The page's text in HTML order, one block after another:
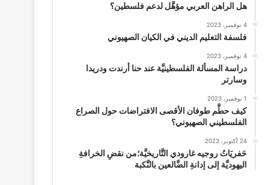
هل الراهن العربي مؤهَّل لدعم فلسطين؟
4 نوفمبر، 2023
فلسفة التعليم الديني في الكيان الصهيوني
4 نوفمبر، 2023
دراسة المسألة الفلسطينيَّة عند حنا أرندت ودريدا
وسارتر
1 نوفمبر، 2023
كيف حطَّم طوفان الأقصى الافتراضات حول الصراع
الفلسطيني الصهيوني؟
24 أكتوبر، 2023
حَفريَاتُ روجيه غارودي التَّاريخيَّة؛من نقضِ الخرافةِ
اليهوديَّة إلى إدانةِ الضَّالعين بالنَّكبة